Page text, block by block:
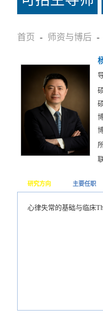
名单
首页 - 师资与博后 -
研究方向 主要任职
心律失常的基础与临床